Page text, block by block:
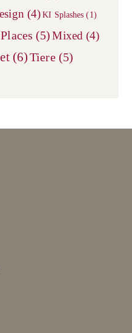
(4) KI Splashes (1)
(5) Mixed (4)
(6)Tiere(5)